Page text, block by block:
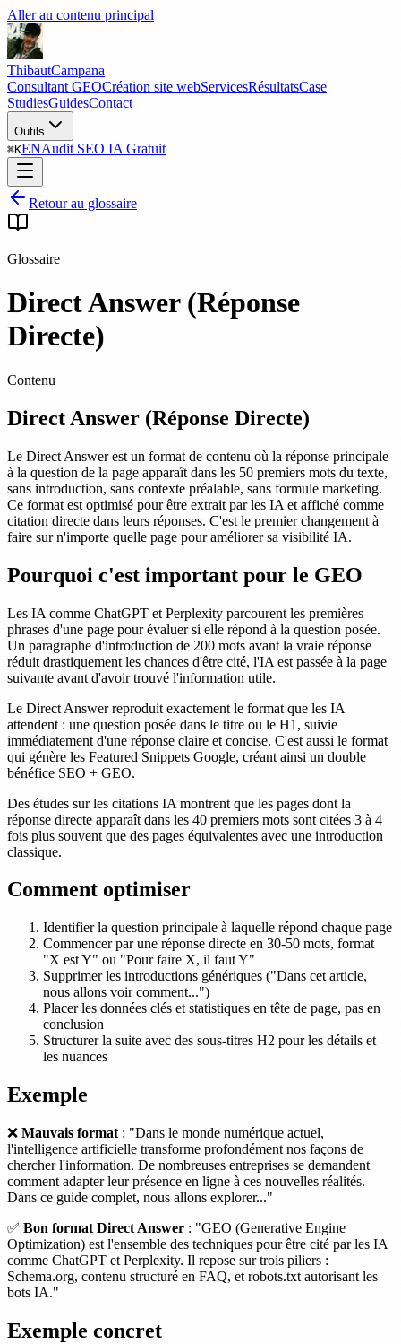
Aller au contenu principal
ThibautCampana
Consultant GEOCréation site webServicesRésultatsCase
StudiesGuidesContact
Outils
⌘KENAudit SEO IA Gratuit
Retour au glossaire
Glossaire
Direct Answer (Réponse
Directe)
Contenu
Direct Answer (Réponse Directe)
Le Direct Answer est un format de contenu où la réponse principale
à la question de la page apparaît dans les 50 premiers mots du texte,
sans introduction, sans contexte préalable, sans formule marketing.
Ce format est optimisé pour être extrait par les IA et affiché comme
citation directe dans leurs réponses. C'est le premier changement à
faire sur n'importe quelle page pour améliorer sa visibilité IA.
Pourquoi c'est important pour le GEO
Les IA comme ChatGPT et Perplexity parcourent les premières
phrases d'une page pour évaluer si elle répond à la question posée.
Un paragraphe d'introduction de 200 mots avant la vraie réponse
réduit drastiquement les chances d'être cité, l'IA est passée à la page
suivante avant d'avoir trouvé l'information utile.
Le Direct Answer reproduit exactement le format que les IA
attendent : une question posée dans le titre ou le H1, suivie
immédiatement d'une réponse claire et concise. C'est aussi le format
qui génère les Featured Snippets Google, créant ainsi un double
bénéfice SEO + GEO.
Des études sur les citations IA montrent que les pages dont la
réponse directe apparaît dans les 40 premiers mots sont citées 3 à 4
fois plus souvent que des pages équivalentes avec une introduction
classique.
Comment optimiser
Identifier la question principale à laquelle répond chaque page
Commencer par une réponse directe en 30-50 mots, format
"X est Y" ou "Pour faire X, il faut Y"
Supprimer les introductions génériques ("Dans cet article,
nous allons voir comment...")
Placer les données clés et statistiques en tête de page, pas en
conclusion
Structurer la suite avec des sous-titres H2 pour les détails et
les nuances
Exemple
❌ Mauvais format : "Dans le monde numérique actuel,
l'intelligence artificielle transforme profondément nos façons de
chercher l'information. De nombreuses entreprises se demandent
comment adapter leur présence en ligne à ces nouvelles réalités.
Dans ce guide complet, nous allons explorer..."
✅ Bon format Direct Answer : "GEO (Generative Engine
Optimization) est l'ensemble des techniques pour être cité par les IA
comme ChatGPT et Perplexity. Il repose sur trois piliers :
Schema.org, contenu structuré en FAQ, et robots.txt autorisant les
bots IA."
Exemple concret